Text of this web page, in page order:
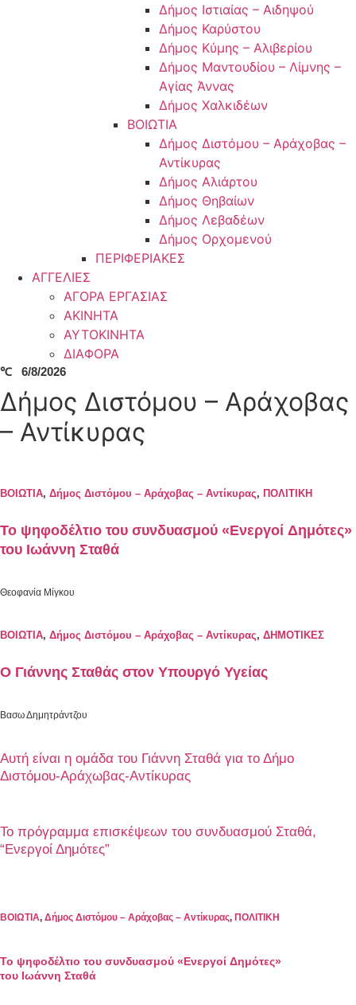
Δήμος Ιστιαίας – Αιδηψού
Δήμος Καρύστου
Δήμος Κύμης – Αλιβερίου
Δήμος Μαντουδίου – Λίμνης –
Αγίας Άννας
Δήμος Χαλκιδέων
ΒΟΙΩΤΙΑ
Δήμος Διστόμου – Αράχοβας –
Αντίκυρας
Δήμος Αλιάρτου
Δήμος Θηβαίων
Δήμος Λεβαδέων
Δήμος Ορχομενού
ΠΕΡΙΦΕΡΙΑΚΕΣ
ΑΓΓΕΛΙΕΣ
ΑΓΟΡΑ ΕΡΓΑΣΙΑΣ
ΑΚΙΝΗΤΑ
ΑΥΤΟΚΙΝΗΤΑ
ΔΙΑΦΟΡΑ
℃ 6/8/2026
Δήμος Διστόμου – Αράχοβας
– Αντίκυρας
ΒΟΙΩΤΙΑ, Δήμος Διστόμου – Αράχοβας – Αντίκυρας, ΠΟΛΙΤΙΚΗ
Το ψηφοδέλτιο του συνδυασμού «Ενεργοί Δημότες»
του Ιωάννη Σταθά
Θεοφανία Μίγκου
ΒΟΙΩΤΙΑ, Δήμος Διστόμου – Αράχοβας – Αντίκυρας, ΔΗΜΟΤΙΚΕΣ
Ο Γιάννης Σταθάς στον Υπουργό Υγείας
Βασω Δημητράντζου
Αυτή είναι η ομάδα του Γιάννη Σταθά για το Δήμο
Διστόμου-Αράχωβας-Αντίκυρας
Το πρόγραμμα επισκέψεων του συνδυασμού Σταθά,
“Ενεργοί Δημότες”
ΒΟΙΩΤΙΑ, Δήμος Διστόμου – Αράχοβας – Αντίκυρας, ΠΟΛΙΤΙΚΗ
Το ψηφοδέλτιο του συνδυασμού «Ενεργοί Δημότες»
του Ιωάννη Σταθά